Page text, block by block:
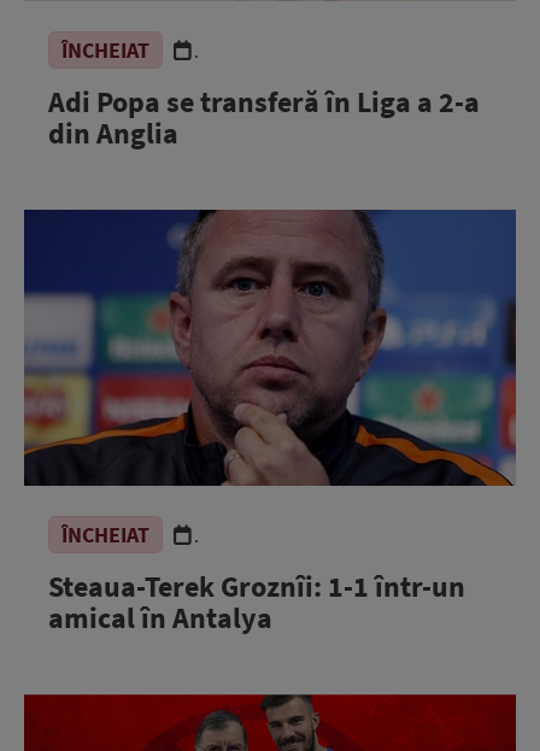
ÎNCHEIAT .
Adi Popa se transferă în Liga a 2-a
din Anglia
ÎNCHEIAT .
Steaua-Terek Groznîi: 1-1 într-un
amical în Antalya